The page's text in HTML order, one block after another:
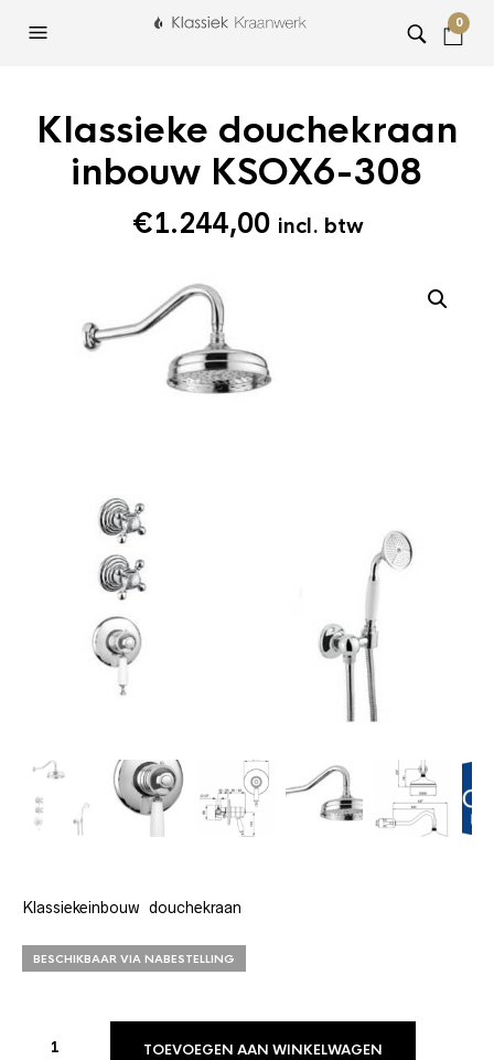
0
Klassieke douchekraan
inbouw KSOX6-308
€1.244,00 incl. btw
Klassiekeinbouw douchekraan
BESCHIKBAAR VIA NABESTELLING
TOEVOEGEN AAN WINKELWAGEN